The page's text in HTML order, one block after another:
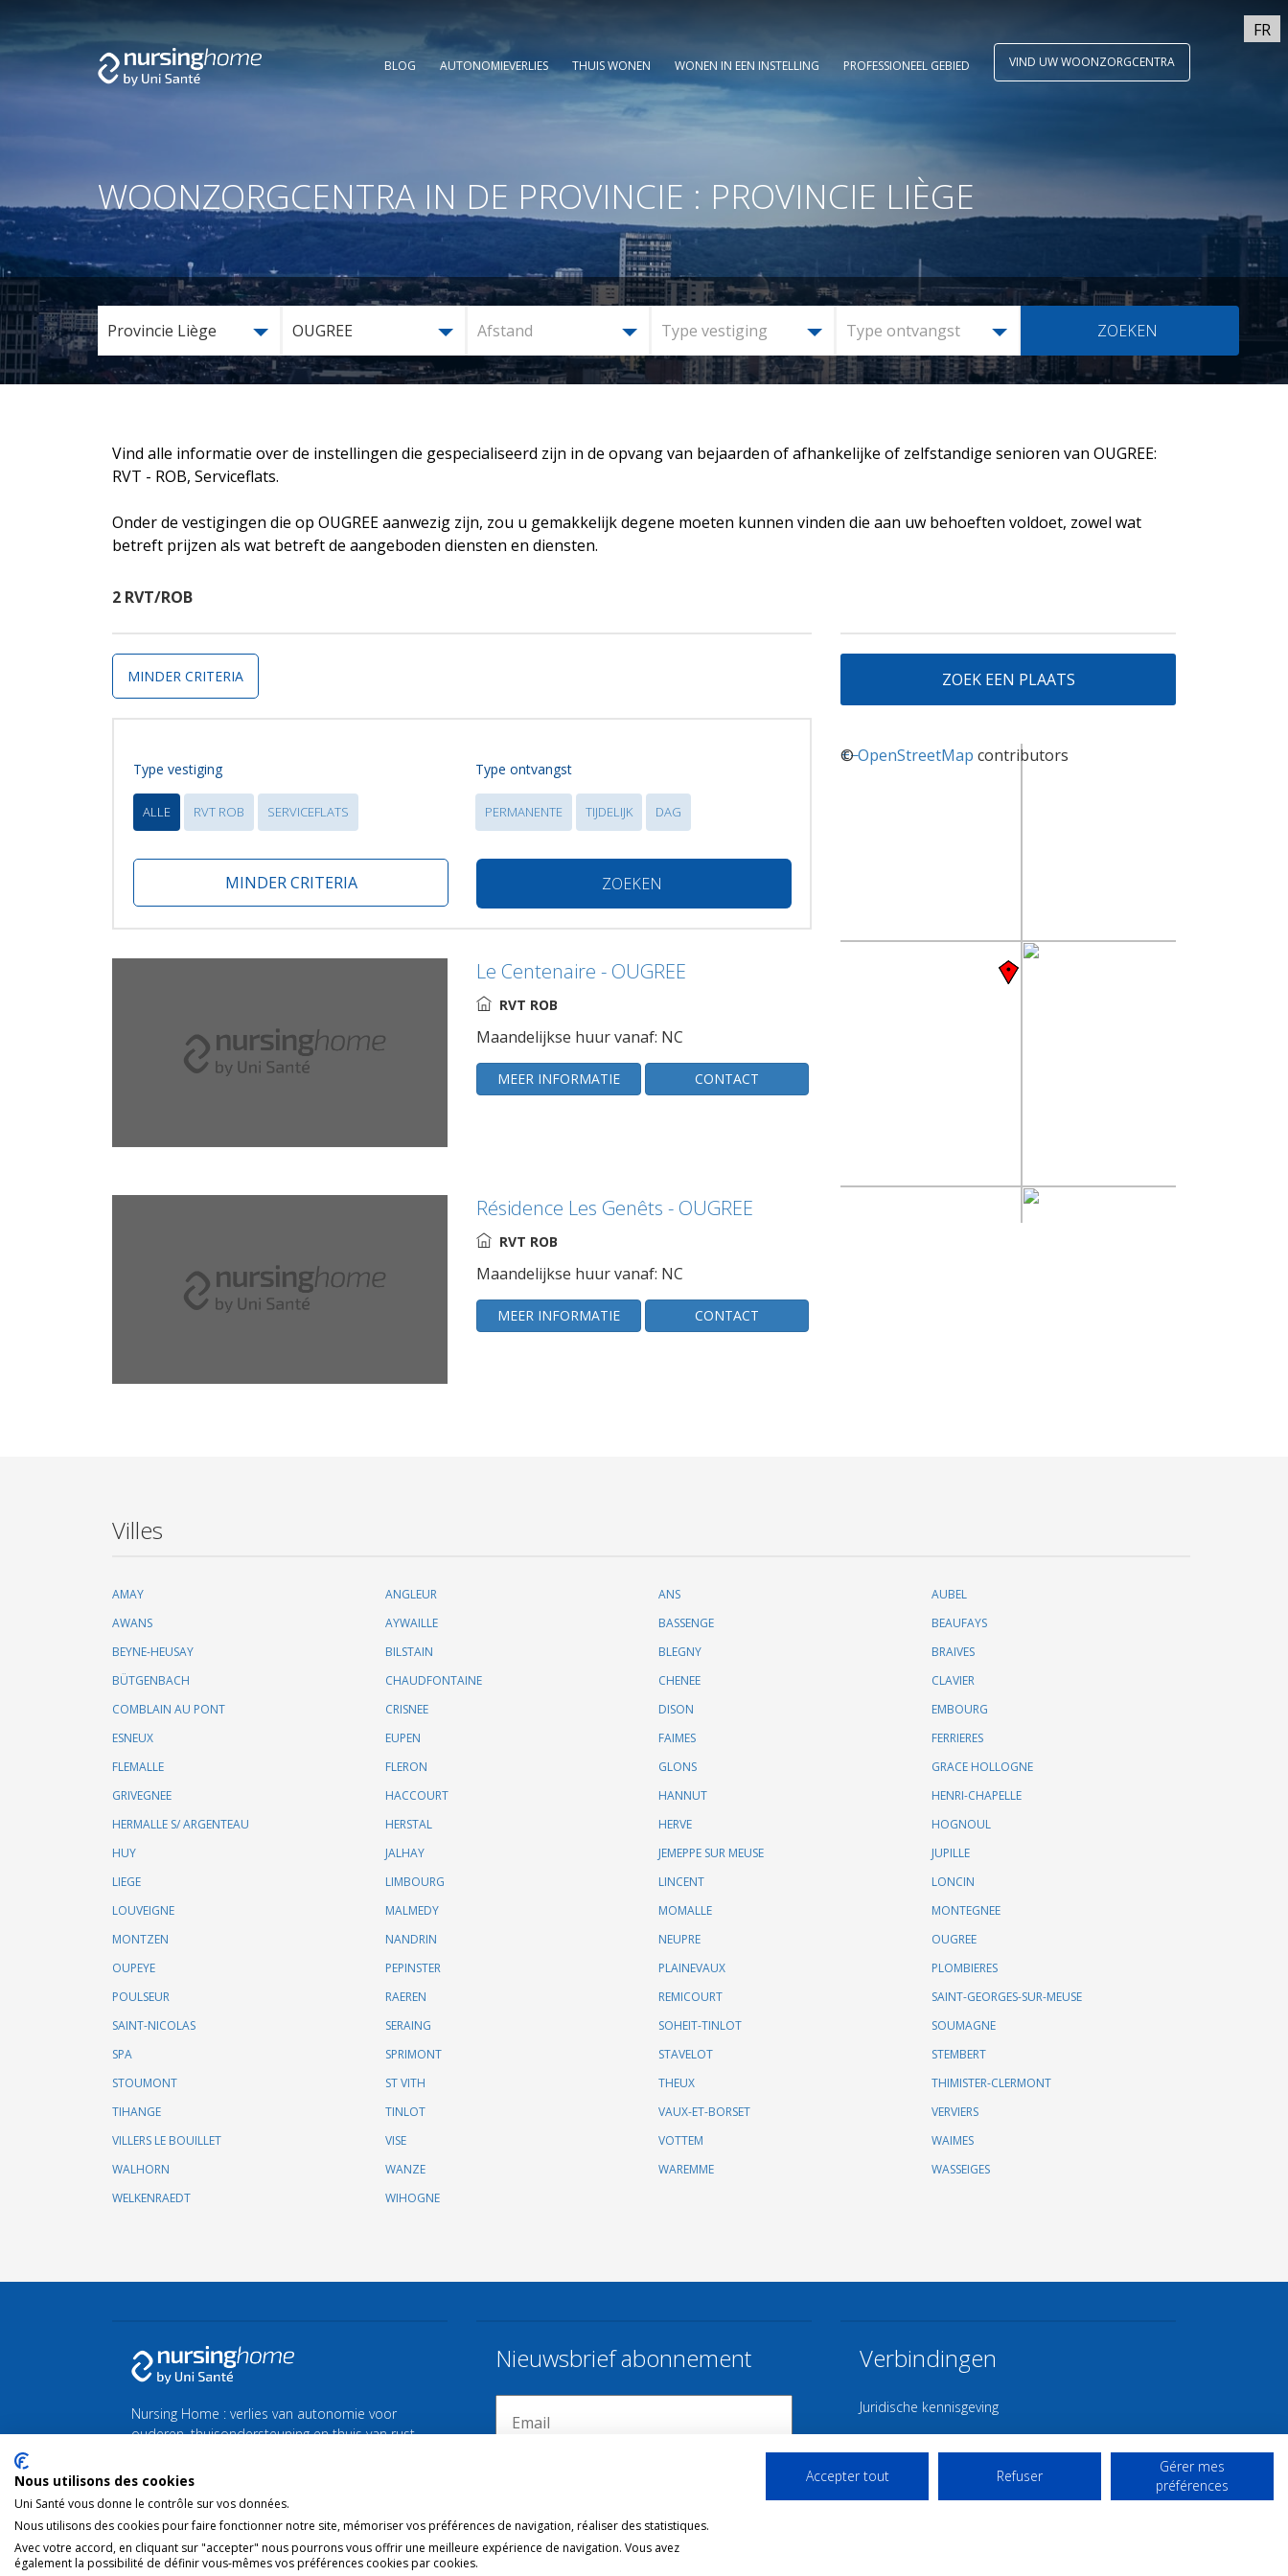
FR
BLOG AUTONOMIEVERLIES THUIS WONEN WONEN IN EEN INSTELLING PROFESSIONEEL GEBIED VIND UW WOONZORGCENTRA
WOONZORGCENTRA IN DE PROVINCIE : PROVINCIE LIÈGE
Provincie Liège OUGREE Afstand Type vestiging Type ontvangst ZOEKEN
Vind alle informatie over de instellingen die gespecialiseerd zijn in de opvang van bejaarden of afhankelijke of zelfstandige senioren van OUGREE:
RVT - ROB, Serviceflats.
Onder de vestigingen die op OUGREE aanwezig zijn, zou u gemakkelijk degene moeten kunnen vinden die aan uw behoeften voldoet, zowel wat
betreft prijzen als wat betreft de aangeboden diensten en diensten.
2 RVT/ROB
MINDER CRITERIA
Type vestiging
ALLE RVT ROB SERVICEFLATS
Type ontvangst
PERMANENTE TIJDELIJK DAG
ZOEKEN
MINDER CRITERIA
Le Centenaire - OUGREE
RVT ROB
Maandelijkse huur vanaf: NC
MEER INFORMATIE CONTACT
Résidence Les Genêts - OUGREE
RVT ROB
Maandelijkse huur vanaf: NC
MEER INFORMATIE CONTACT
ZOEK EEN PLAATS
+−
©OpenStreetMap contributors
Villes
AMAY ANGLEUR ANS
AUBEL
AWANS
AYWAILLE BASSENGE
BEAUFAYS
BEYNE-HEUSAY
BILSTAIN BLEGNY
BRAIVES
BÜTGENBACH
CHAUDFONTAINE CHENEE
CLAVIER
COMBLAIN AU PONT
CRISNEE DISON
EMBOURG
ESNEUX
EUPEN FAIMES
FERRIERES
FLEMALLE
FLERON GLONS
GRACE HOLLOGNE
GRIVEGNEE
HACCOURT HANNUT
HENRI-CHAPELLE
HERMALLE S/ ARGENTEAU
HERSTAL HERVE
HOGNOUL
HUY
JALHAY JEMEPPE SUR MEUSE
JUPILLE
LIEGE
LIMBOURG LINCENT
LONCIN
LOUVEIGNE
MALMEDY MOMALLE
MONTEGNEE
MONTZEN
NANDRIN NEUPRE
OUGREE
OUPEYE
PEPINSTER PLAINEVAUX
PLOMBIERES
POULSEUR
RAEREN REMICOURT
SAINT-GEORGES-SUR-MEUSE
SAINT-NICOLAS
SERAING SOHEIT-TINLOT
SOUMAGNE
SPA
SPRIMONT STAVELOT
STEMBERT
STOUMONT
ST VITH THEUX
THIMISTER-CLERMONT
TIHANGE
TINLOT VAUX-ET-BORSET
VERVIERS
VILLERS LE BOUILLET
VISE VOTTEM
WAIMES
WALHORN
WANZE WAREMME
WASSEIGES
WELKENRAEDT
WIHOGNE
Nursing Home : verlies van autonomie voor
ouderen, thuisondersteuning en thuis van rust
Vind al het nieuws over de zilveren economie en
de vergrijzing Silvereco.fr
Nieuwsbrief abonnement Verbindingen
Juridische kennisgeving
Contact
Gebruiksvoorwaarden
Nous utilisons des cookies
Uni Santé vous donne le contrôle sur vos données.
Nous utilisons des cookies pour faire fonctionner notre site, mémoriser vos préférences de navigation, réaliser des statistiques.
Avec votre accord, en cliquant sur "accepter" nous pourrons vous offrir une meilleure expérience de navigation. Vous avez
également la possibilité de définir vous-mêmes vos préférences cookies par cookies.
Accepter tout Refuser
Gérer mes
préférences